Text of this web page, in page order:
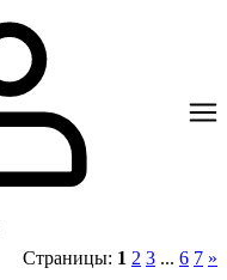
Страницы: 1 2 3 ... 6 7 »